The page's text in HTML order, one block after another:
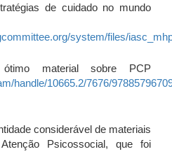
de cuidado no mundo
system/files/
material sobre PCP
handle/10665.2/7676/
considerável de materiais
Psicossocial, que foi